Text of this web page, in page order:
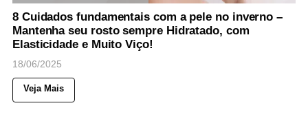
8 Cuidados fundamentais com a pele no inverno –
Mantenha seu rosto sempre Hidratado, com
Elasticidade e Muito Viço!
18/06/2025
Veja Mais